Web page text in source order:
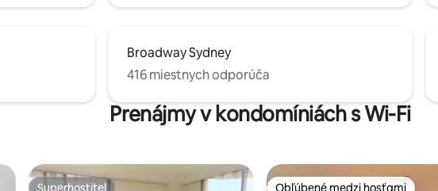
Broadway Sydney
416 miestnych odporúča
Prenájmy v kondomíniách s Wi-Fi
Superhostiteľ Obľúbené medzi hosťami